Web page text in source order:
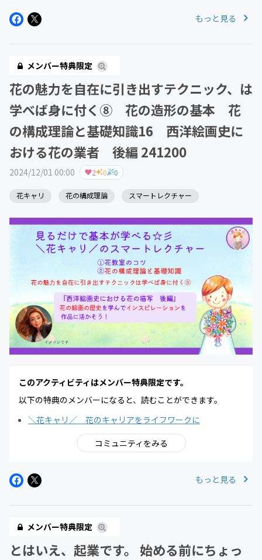
もっと見る
メンバー特典限定
花の魅力を自在に引き出すテクニック、は
学べば身に付く⑧ 花の造形の基本 花
の構成理論と基礎知識16 西洋絵画史に
おける花の業者 後編 241200
2024/12/01 00:00 2 0 0
花キャリ 花の構成理論 スマートレクチャー
このアクティビティはメンバー特典限定です。
以下の特典のメンバーになると、読むことができます。
＼花キャリ／ 花のキャリアをライフワークに
コミュニティをみる
もっと見る
メンバー特典限定
とはいえ、起業です。 始める前にちょっ